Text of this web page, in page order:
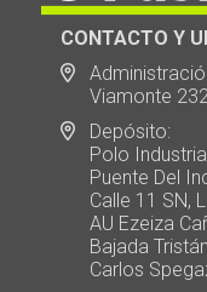
CONTACTO Y
Viamonte
Depósito:
Polo
Puente Del
Calle 11 SN,
AU Ezeiza
Bajada
Carlos